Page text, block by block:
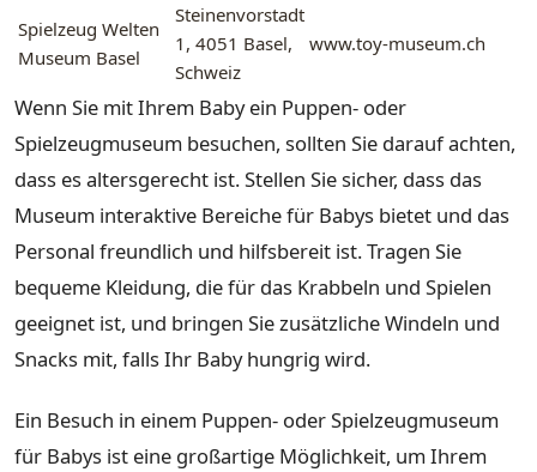
Spielzeug Welten
Museum Basel
Steinenvorstadt
1, 4051 Basel,
Schweiz
www.toy-museum.ch
Wenn Sie mit Ihrem Baby ein Puppen- oder
Spielzeugmuseum besuchen, sollten Sie darauf achten,
dass es altersgerecht ist. Stellen Sie sicher, dass das
Museum interaktive Bereiche für Babys bietet und das
Personal freundlich und hilfsbereit ist. Tragen Sie
bequeme Kleidung, die für das Krabbeln und Spielen
geeignet ist, und bringen Sie zusätzliche Windeln und
Snacks mit, falls Ihr Baby hungrig wird.
Ein Besuch in einem Puppen- oder Spielzeugmuseum
für Babys ist eine großartige Möglichkeit, um Ihrem